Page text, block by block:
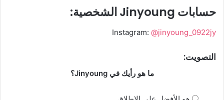
حسابات Jinyoung الشخصية:
Instagram: @jinyoung_0922jy
التصويت:
ما هو رأيك في Jinyoung؟